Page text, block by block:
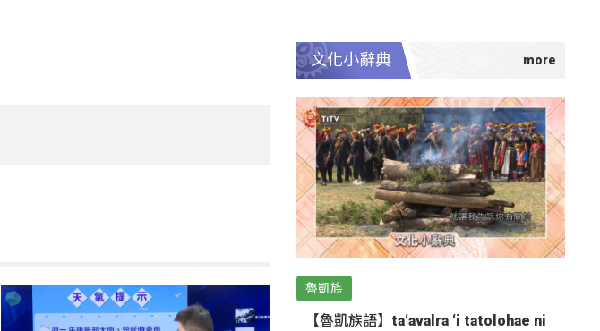
文化小辭典
魯凱族
【魯凱族語】ta‘avalra ‘i tatolohae ni